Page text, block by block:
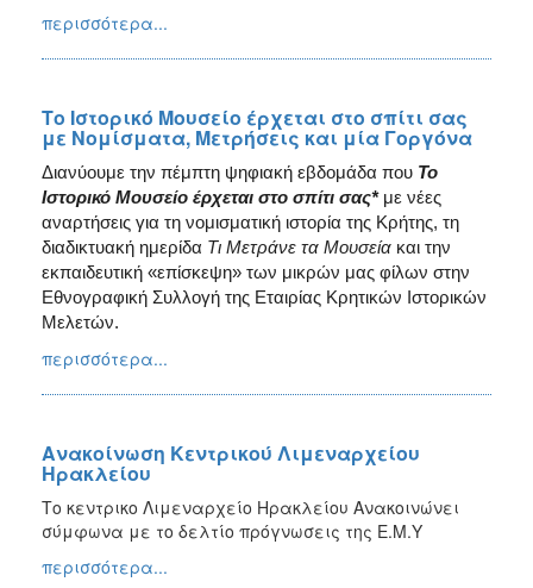
ΔΗΜΟΣ
ΑΝΘΕΚΤΙΚΗ
ΠΟΛΗ
περισσότερα...
Το Ιστορικό Μουσείο έρχεται στο σπίτι σας
με Νομίσματα, Μετρήσεις και μία Γοργόνα
Διανύουμε την πέμπτη ψηφιακή εβδομάδα που Το
Ιστορικό Μουσείο έρχεται στο σπίτι σας*με νέες
αναρτήσεις για τη νομισματική ιστορία της Κρήτης, τη
διαδικτυακή ημερίδα Τι Μετράνε τα Μουσεία και την
εκπαιδευτική «επίσκεψη» των μικρών μας φίλων στην
Εθνογραφική Συλλογή της Εταιρίας Κρητικών Ιστορικών
Μελετών.
περισσότερα...
Ανακοίνωση Κεντρικού Λιμεναρχείου
Ηρακλείου
Το κεντρικο Λιμεναρχείο Ηρακλείου Ανακοινώνει
σύμφωνα με το δελτίο πρόγνωσεις της Ε.Μ.Υ
περισσότερα...